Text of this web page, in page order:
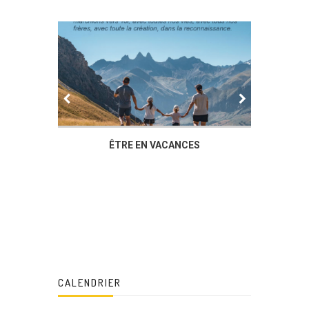
ÊTRE EN VACANCES
CALENDRIER